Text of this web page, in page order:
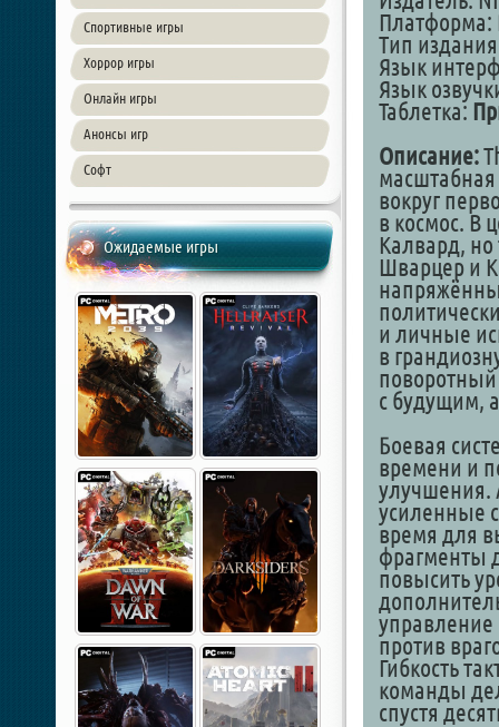
Спортивные игры
Хоррор игры
Онлайн игры
Анонсы игр
Софт
Ожидаемые игры
Платформа:
Тип
Язык
Язык
Таблетка:
Описание:
масштабная
вокруг
в космос. В
Калвард,
Шварцер и
и личные
в
поворотный
с будущим,
Боевая
времени и
улучшения.
усиленные
время для
фрагменты
повысить
управление
против
Гибкость
команды
спустя